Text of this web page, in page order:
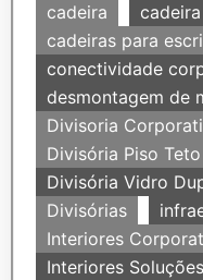
cadeira
cadeiras para
conectividade
desmontagem de
Divisoria
Divisória Piso Teto
Divisória Vidro
Divisórias
Interiores
Interiores